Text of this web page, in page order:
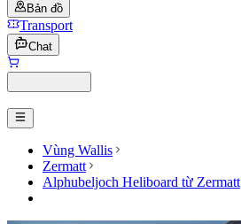
Bản đồ
Transport
Chat
Vùng Wallis
Zermatt
Alphubeljoch Heliboard từ Zermatt